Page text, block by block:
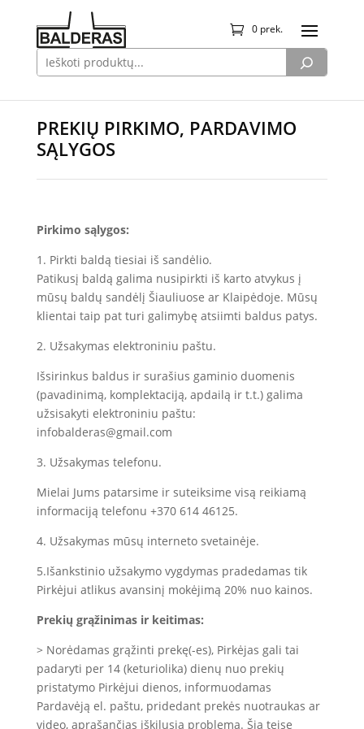
0 prek.
PREKIŲ PIRKIMO, PARDAVIMO
SĄLYGOS
Pirkimo sąlygos:
1. Pirkti baldą tiesiai iš sandėlio.
Patikusį baldą galima nusipirkti iš karto atvykus į
mūsų baldų sandėlį Šiauliuose ar Klaipėdoje. Mūsų
klientai taip pat turi galimybę atsiimti baldus patys.
2. Užsakymas elektroniniu paštu.
Išsirinkus baldus ir surašius gaminio duomenis
(pavadinimą, komplektaciją, apdailą ir t.t.) galima
užsisakyti elektroniniu paštu:
infobalderas@gmail.com
3. Užsakymas telefonu.
Mielai Jums patarsime ir suteiksime visą reikiamą
informaciją telefonu +370 614 46125.
4. Užsakymas mūsų interneto svetainėje.
5.Išankstinio užsakymo vygdymas pradedamas tik
Pirkėjui atlikus avansinį mokėjimą 20% nuo kainos.
Prekių grąžinimas ir keitimas:
> Norėdamas grąžinti prekę(-es), Pirkėjas gali tai
padaryti per 14 (keturiolika) dienų nuo prekių
pristatymo Pirkėjui dienos, informuodamas
Pardavėją el. paštu, pridedant prekės nuotraukas ar
video, aprašančias iškilusią problemą. Šia teise